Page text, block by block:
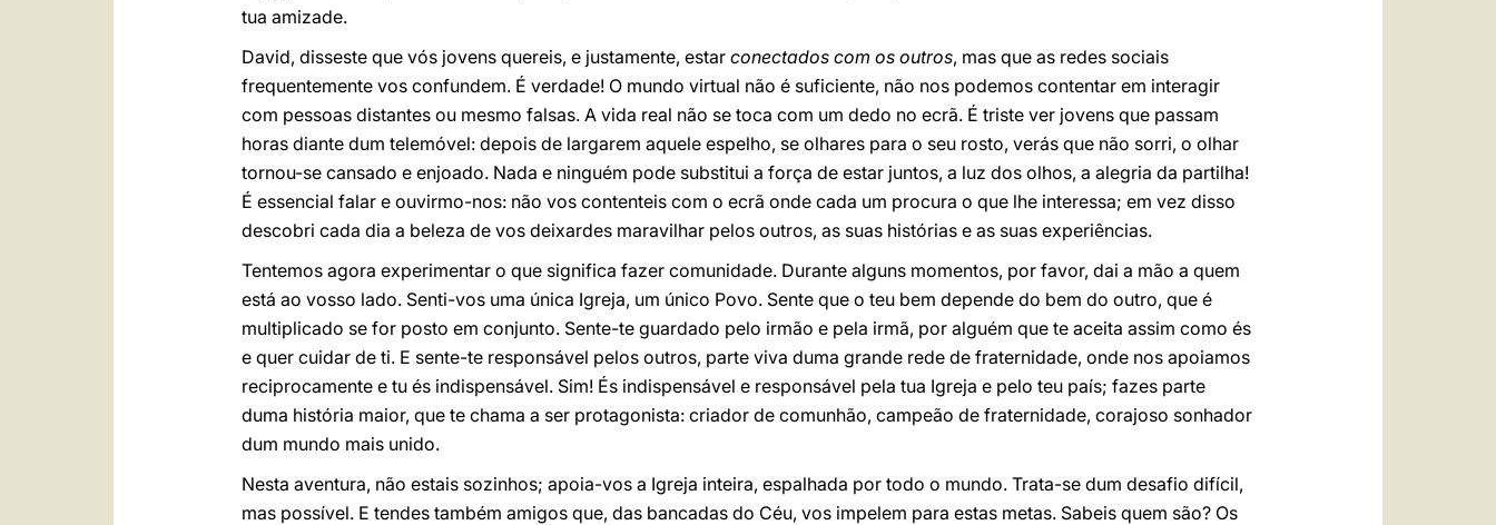
tua amizade.
David, disseste que vós jovens quereis, e justamente, estar conectados com os outros, mas que as redes sociais
frequentemente vos confundem. É verdade! O mundo virtual não é suficiente, não nos podemos contentar em interagir
com pessoas distantes ou mesmo falsas. A vida real não se toca com um dedo no ecrã. É triste ver jovens que passam
horas diante dum telemóvel: depois de largarem aquele espelho, se olhares para o seu rosto, verás que não sorri, o olhar
tornou-se cansado e enjoado. Nada e ninguém pode substitui a força de estar juntos, a luz dos olhos, a alegria da partilha!
É essencial falar e ouvirmo-nos: não vos contenteis com o ecrã onde cada um procura o que lhe interessa; em vez disso
descobri cada dia a beleza de vos deixardes maravilhar pelos outros, as suas histórias e as suas experiências.
Tentemos agora experimentar o que significa fazer comunidade. Durante alguns momentos, por favor, dai a mão a quem
está ao vosso lado. Senti-vos uma única Igreja, um único Povo. Sente que o teu bem depende do bem do outro, que é
multiplicado se for posto em conjunto. Sente-te guardado pelo irmão e pela irmã, por alguém que te aceita assim como és
e quer cuidar de ti. E sente-te responsável pelos outros, parte viva duma grande rede de fraternidade, onde nos apoiamos
reciprocamente e tu és indispensável. Sim! És indispensável e responsável pela tua Igreja e pelo teu país; fazes parte
duma história maior, que te chama a ser protagonista: criador de comunhão, campeão de fraternidade, corajoso sonhador
dum mundo mais unido.
Nesta aventura, não estais sozinhos; apoia-vos a Igreja inteira, espalhada por todo o mundo. Trata-se dum desafio difícil,
mas possível. E tendes também amigos que, das bancadas do Céu, vos impelem para estas metas. Sabeis quem são? Os